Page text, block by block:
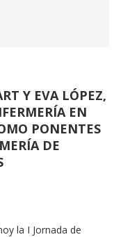
Y EVA LÓPEZ,
EN
PONENTES
DE
la I Jornada de